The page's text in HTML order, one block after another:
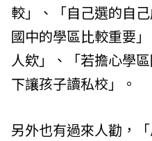
較」、「自己選的自
國中的學區比較重要
人欸」、「若擔心學
下讓孩子讀私校」。
另外也有過來人勸，